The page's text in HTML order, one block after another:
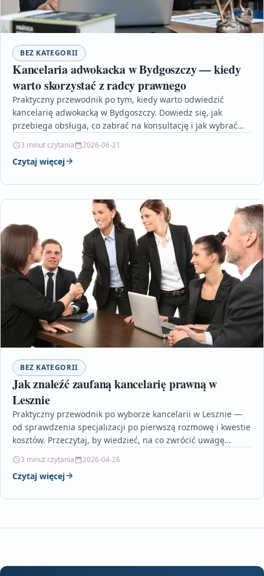
BEZ KATEGORII
Kancelaria adwokacka w Bydgoszczy — kiedy
warto skorzystać z radcy prawnego
Praktyczny przewodnik po tym, kiedy warto odwiedzić
kancelarię adwokacką w Bydgoszczy. Dowiedz się, jak
przebiega obsługa, co zabrać na konsultację i jak wybrać
3 minut czytania 2026-06-21
Czytaj więcej
BEZ KATEGORII
Jak znaleźć zaufaną kancelarię prawną w
Lesznie
Praktyczny przewodnik po wyborze kancelarii w Lesznie —
od sprawdzenia specjalizacji po pierwszą rozmowę i kwestie
kosztów. Przeczytaj, by wiedzieć, na co zwrócić uwagę…
3 minut czytania 2026-04-26
Czytaj więcej